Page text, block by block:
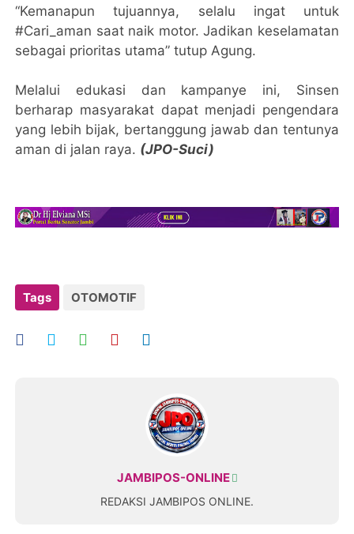
“Kemanapun tujuannya, selalu ingat untuk
#Cari_aman saat naik motor. Jadikan keselamatan
sebagai prioritas utama” tutup Agung.
Melalui edukasi dan kampanye ini, Sinsen
berharap masyarakat dapat menjadi pengendara
yang lebih bijak, bertanggung jawab dan tentunya
aman di jalan raya. (JPO-Suci)
Tags OTOMOTIF
JAMBIPOS-ONLINE
REDAKSI JAMBIPOS ONLINE.